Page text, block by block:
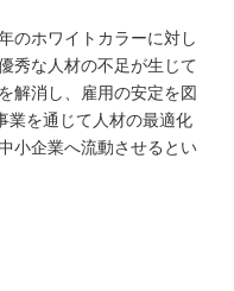
のホワイトカラーに対し
秀な人材の不足が生じて
解消し、雇用の安定を図
業を通じて人材の最適化
小企業へ流動させるとい